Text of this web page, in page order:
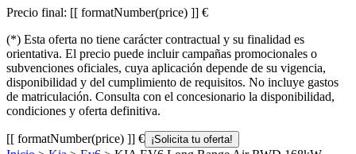
Precio final: [[ formatNumber(price) ]] €
(*) Esta oferta no tiene carácter contractual y su finalidad es
orientativa. El precio puede incluir campañas promocionales o
subvenciones oficiales, cuya aplicación depende de su vigencia,
disponibilidad y del cumplimiento de requisitos. No incluye gastos
de matriculación. Consulta con el concesionario la disponibilidad,
condiciones y oferta definitiva.
[[ formatNumber(price) ]] € ¡Solicita tu oferta!